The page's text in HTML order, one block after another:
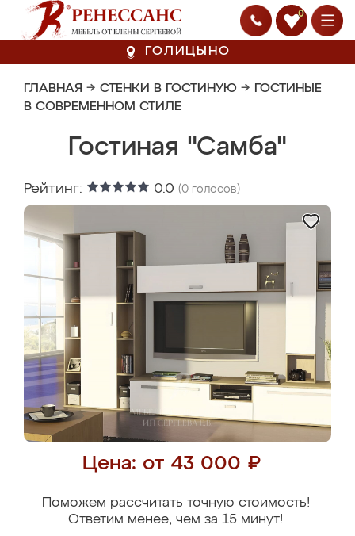
0
ГОЛИЦЫНО
ГЛАВНАЯ → СТЕНКИ В ГОСТИНУЮ → ГОСТИНЫЕ
В СОВРЕМЕННОМ СТИЛЕ
Гостиная "Самба"
Рейтинг: 0.0 (0 голосов)
Цена: от 43 000 ₽
Поможем рассчитать точную стоимость!
Ответим менее, чем за 15 минут!